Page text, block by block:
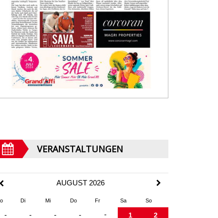
VERANSTALTUNGEN
AUGUST 2026
Di Mi Do Fr Sa So
- - - - - 1 2